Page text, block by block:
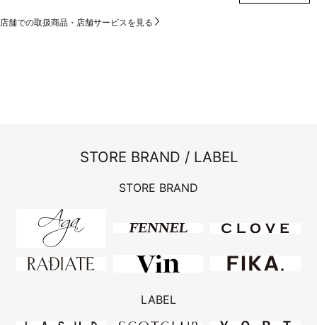
店舗での取扱商品・店舗サービスを見る
STORE BRAND / LABEL
STORE BRAND
LABEL